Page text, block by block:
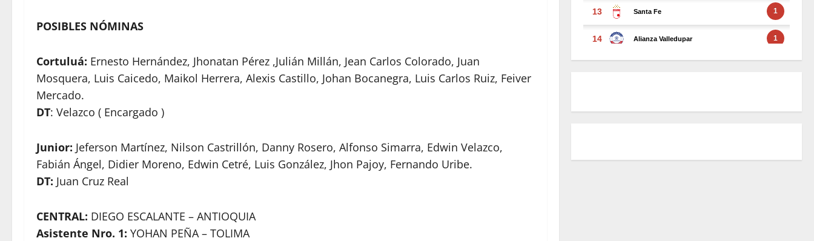
POSIBLES NÓMINAS
Cortuluá: Ernesto Hernández, Jhonatan Pérez ,Julián Millán, Jean Carlos Colorado, Juan
Mosquera, Luis Caicedo, Maikol Herrera, Alexis Castillo, Johan Bocanegra, Luis Carlos Ruiz, Feiver
Mercado.
DT: Velazco ( Encargado )
Junior: Jeferson Martínez, Nilson Castrillón, Danny Rosero, Alfonso Simarra, Edwin Velazco,
Fabián Ángel, Didier Moreno, Edwin Cetré, Luis González, Jhon Pajoy, Fernando Uribe.
DT: Juan Cruz Real
CENTRAL: DIEGO ESCALANTE – ANTIOQUIA
Asistente Nro. 1: YOHAN PEÑA – TOLIMA